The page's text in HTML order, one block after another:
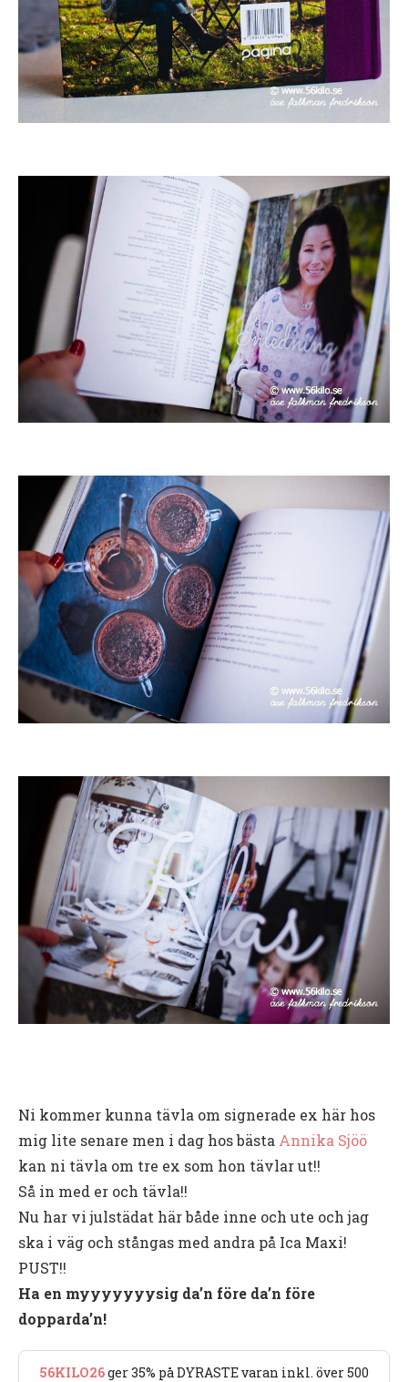
Ni kommer kunna tävla om signerade ex här hos
mig lite senare men i dag hos bästa Annika Sjöö
kan ni tävla om tre ex som hon tävlar ut!!
Så in med er och tävla!!
Nu har vi julstädat här både inne och ute och jag
ska i väg och stångas med andra på Ica Maxi!
PUST!!
Ha en myyyyyyysig da’n före da’n före
dopparda’n!
56KILO26ger 35% på DYRASTE varan inkl. över 500